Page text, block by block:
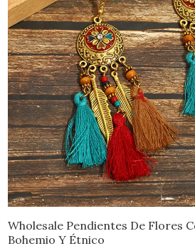
Wholesale Pendientes De Flores
Bohemio Y Étnico